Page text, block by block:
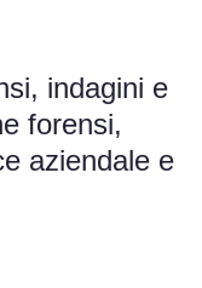
indagini e
forensi,
aziendale e